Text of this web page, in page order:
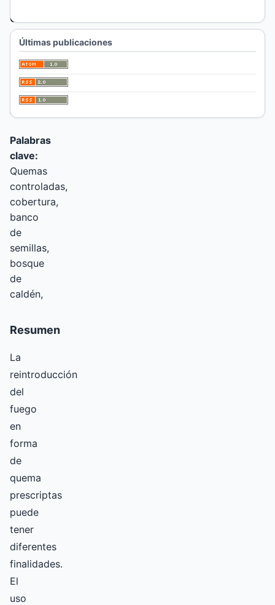
C.
Chirino
Universidad
Nacional de
La Pampa,
Facultad de
Agronomía
Palabras
clave:
Quemas
controladas,
cobertura,
banco
de
semillas,
bosque
de
caldén,
Resumen
La
reintroducción
del
fuego
en
forma
de
quema
prescriptas
puede
tener
diferentes
finalidades.
El
uso
Últimas publicaciones